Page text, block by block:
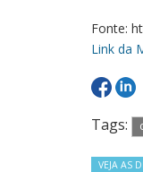
Fonte:
Link da
Tags:
VEJA AS